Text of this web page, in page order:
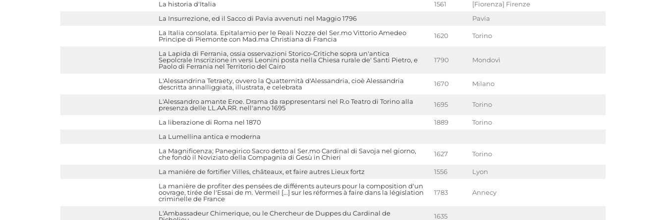
La historia d'Italia
1561
[Fiorenza] Firenze
La Insurrezione, ed il Sacco di Pavia avvenuti nel Maggio 1796
Pavia
La Italia consolata. Epitalamio per le Reali Nozze del Ser.mo Vittorio Amedeo
Principe di Piemonte con Mad.ma Christiana di Francia
1620 Torino
La Lapida di Ferrania, ossia osservazioni Storico-Critiche sopra un'antica
Sepolcrale Inscrizione in versi Leonini posta nella Chiesa rurale de' Santi Pietro, e
Paolo di Ferrania nel Territorio del Cairo
1790 Mondovì
L'Alessandrina Tetraety, ovvero la Quatternità d'Alessandria, cioè Alessandria
descritta annalliggiata, illustrata, e celebrata
1670 Milano
L'Alessandro amante Eroe. Drama da rappresentarsi nel R.o Teatro di Torino alla
presenza delle LL.AA.RR. nell'anno 1695
1695 Torino
La liberazione di Roma nel 1870 1889
Torino
La Lumellina antica e moderna
La Magnificenza; Panegirico Sacro detto al Ser.mo Cardinal di Savoja nel giorno,
che fondò il Noviziato della Compagnia di Gesù in Chieri
1627 Torino
La maniére de fortifier Villes, châteaux, et faire autres Lieux fortz 1556
Lyon
La manière de profiter des pensées de différents auteurs pour la composition d'un
oovrage, tirée de l'Essai de m. Vermeil [...] sur les réformes à faire dans la législation
criminelle de France
1783 Annecy
L'Ambassadeur Chimerique, ou le Chercheur de Duppes du Cardinal de
1635